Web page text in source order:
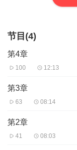
节目(4)
第4章
100 12:13
第3章
63 08:14
第2章
41 08:03